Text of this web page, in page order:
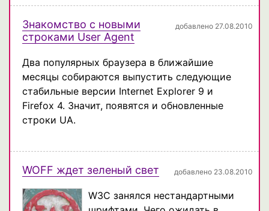
Знакомство с новыми
строками User Agent
добавлено 27.08.2010
Два популярных браузера в ближайшие
месяцы собираются выпустить следующие
стабильные версии Internet Explorer 9 и
Firefox 4. Значит, появятся и обновленные
строки UA.
WOFF ждет зеленый свет добавлено 23.08.2010
W3C занялся нестандартными